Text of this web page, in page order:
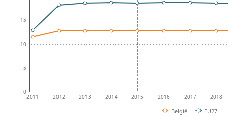
2011 2012 2013 2014 2015 2016 2017 2018
0
5
10
15
België EU27